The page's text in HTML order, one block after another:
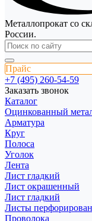
Металлопрокат со
России.
Прайс
+7 (495) 260-54-59
Заказать звонок
Каталог
Оцинкованный
Арматура
Круг
Полоса
Уголок
Лента
Лист гладкий
Лист окрашенный
Лист гладкий
Листы
Проволока